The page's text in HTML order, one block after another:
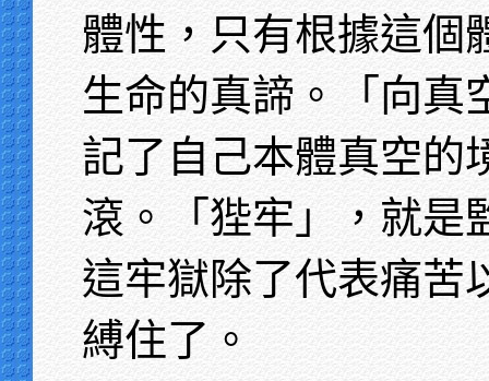
體性，只有根據這個
生命的真諦。「向真
記了自己本體真空的
滾。「狴牢」，就是
這牢獄除了代表痛苦
縛住了。